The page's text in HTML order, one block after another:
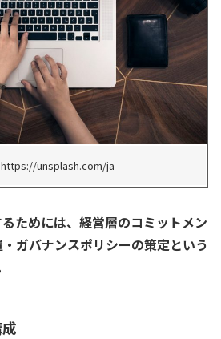
unsplash.com/ja
ためには、経営層のコミットメン
ガバナンスポリシーの策定という